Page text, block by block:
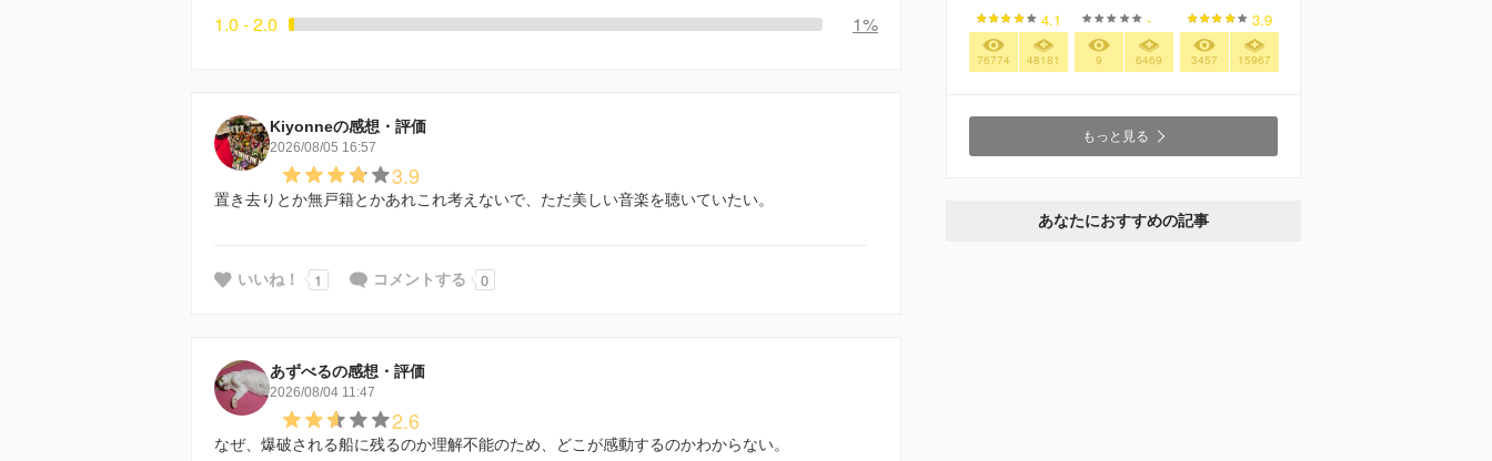
1.0 - 2.0
1%
Kiyonneの感想・評価
2026/08/05 16:57
3.9
置き去りとか無戸籍とかあれこれ考えないで、ただ美しい音楽を聴いていたい。
いいね！ 1 コメントする 0
あずべるの感想・評価
2026/08/04 11:47
2.6
なぜ、爆破される船に残るのか理解不能のため、どこが感動するのかわからない。
4.1
76774 48181
-
9 6469
3.9
3457 15967
もっと見る
あなたにおすすめの記事